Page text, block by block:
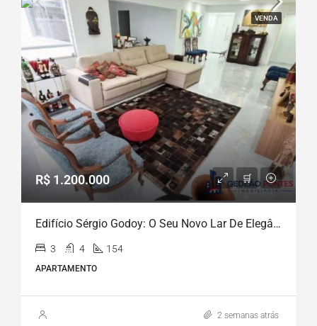
VENDA
R$ 1.200.000
Edifício Sérgio Godoy: O Seu Novo Lar De Elegância E Conforto Em Boa Viagem!
3 4 154
APARTAMENTO
2 semanas atrás